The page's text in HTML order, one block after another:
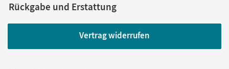
Rückgabe und Erstattung
Vertrag widerrufen